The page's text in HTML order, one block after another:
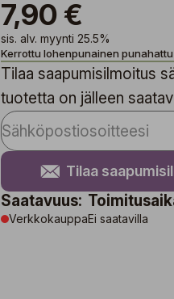
7,90 €
sis. alv. myynti 25.5%
Kerrottu lohenpunainen punahattu
Tilaa saapumisilmoitus
tuotetta on jälleen
Tilaa
Saatavuus:
VerkkokauppaEi saatavilla